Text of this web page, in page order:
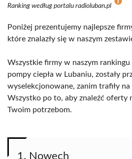
Ranking według portalu radioluban.pl
Poniżej prezentujemy najlepsze
które znalazły się w naszym
Wszystkie firmy w naszym
pompy ciepła w Lubaniu, zostały
wyselekcjonowane, zanim trafiły na
Wszystko po to, aby znaleźć oferty
Twoim potrzebom.
1. Nowech